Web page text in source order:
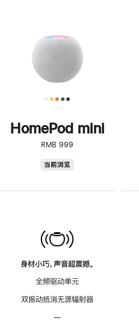
HomePod mini
RMB 999
当前浏览
身材小巧，声音超震撼。
全频驱动单元
双振动抵消无源辐射器
—